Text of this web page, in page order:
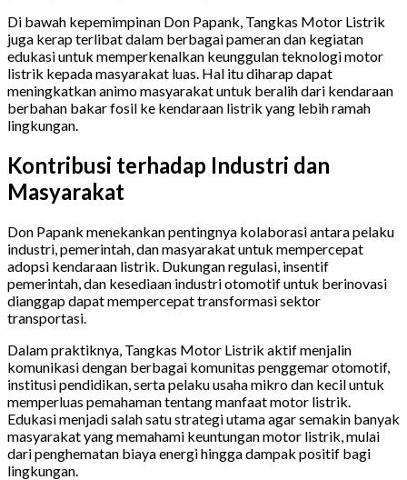
Di bawah kepemimpinan Don Papank, Tangkas Motor Listrik
juga kerap terlibat dalam berbagai pameran dan kegiatan
edukasi untuk memperkenalkan keunggulan teknologi motor
listrik kepada masyarakat luas. Hal itu diharap dapat
meningkatkan animo masyarakat untuk beralih dari kendaraan
berbahan bakar fosil ke kendaraan listrik yang lebih ramah
lingkungan.
Kontribusi terhadap Industri dan
Masyarakat
Don Papank menekankan pentingnya kolaborasi antara pelaku
industri, pemerintah, dan masyarakat untuk mempercepat
adopsi kendaraan listrik. Dukungan regulasi, insentif
pemerintah, dan kesediaan industri otomotif untuk berinovasi
dianggap dapat mempercepat transformasi sektor
transportasi.
Dalam praktiknya, Tangkas Motor Listrik aktif menjalin
komunikasi dengan berbagai komunitas penggemar otomotif,
institusi pendidikan, serta pelaku usaha mikro dan kecil untuk
memperluas pemahaman tentang manfaat motor listrik.
Edukasi menjadi salah satu strategi utama agar semakin banyak
masyarakat yang memahami keuntungan motor listrik, mulai
dari penghematan biaya energi hingga dampak positif bagi
lingkungan.